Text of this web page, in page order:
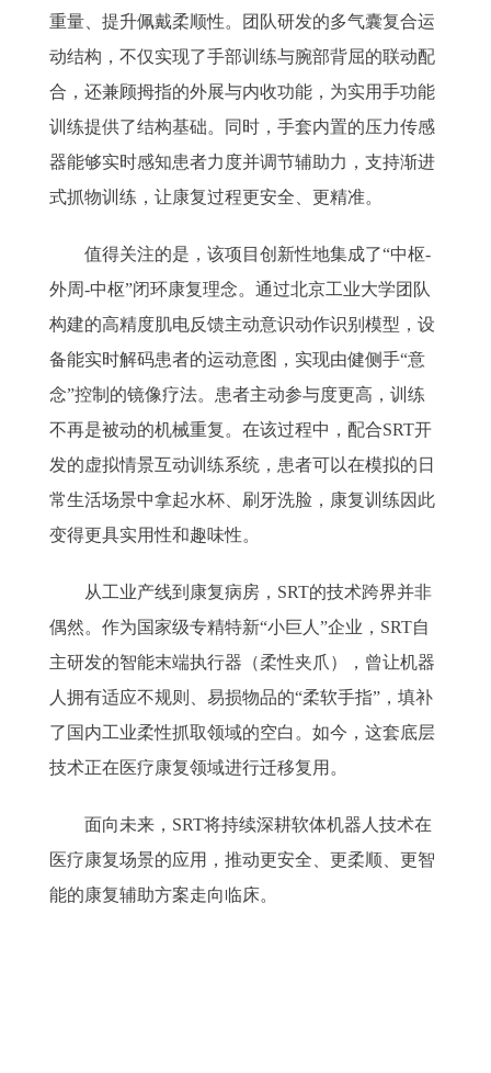
重量、提升佩戴柔顺性。团队研发的多气囊复合运
动结构，不仅实现了手部训练与腕部背屈的联动配
合，还兼顾拇指的外展与内收功能，为实用手功能
训练提供了结构基础。同时，手套内置的压力传感
器能够实时感知患者力度并调节辅助力，支持渐进
式抓物训练，让康复过程更安全、更精准。
值得关注的是，该项目创新性地集成了“中枢-
外周-中枢”闭环康复理念。通过北京工业大学团队
构建的高精度肌电反馈主动意识动作识别模型，设
备能实时解码患者的运动意图，实现由健侧手“意
念”控制的镜像疗法。患者主动参与度更高，训练
不再是被动的机械重复。在该过程中，配合SRT开
发的虚拟情景互动训练系统，患者可以在模拟的日
常生活场景中拿起水杯、刷牙洗脸，康复训练因此
变得更具实用性和趣味性。
从工业产线到康复病房，SRT的技术跨界并非
偶然。作为国家级专精特新“小巨人”企业，SRT自
主研发的智能末端执行器（柔性夹爪），曾让机器
人拥有适应不规则、易损物品的“柔软手指”，填补
了国内工业柔性抓取领域的空白。如今，这套底层
技术正在医疗康复领域进行迁移复用。
面向未来，SRT将持续深耕软体机器人技术在
医疗康复场景的应用，推动更安全、更柔顺、更智
能的康复辅助方案走向临床。